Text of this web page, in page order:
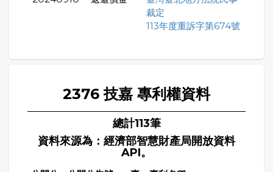
裁定
113年度重訴字第674號
2376 技嘉 專利權資料
總計113筆
資料來源為：經濟部智慧財產局開放資料
API。